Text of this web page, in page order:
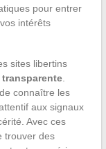
pour entrer
intérêts
sites libertins
.
connaître les
aux signaux
Avec ces
trouver des